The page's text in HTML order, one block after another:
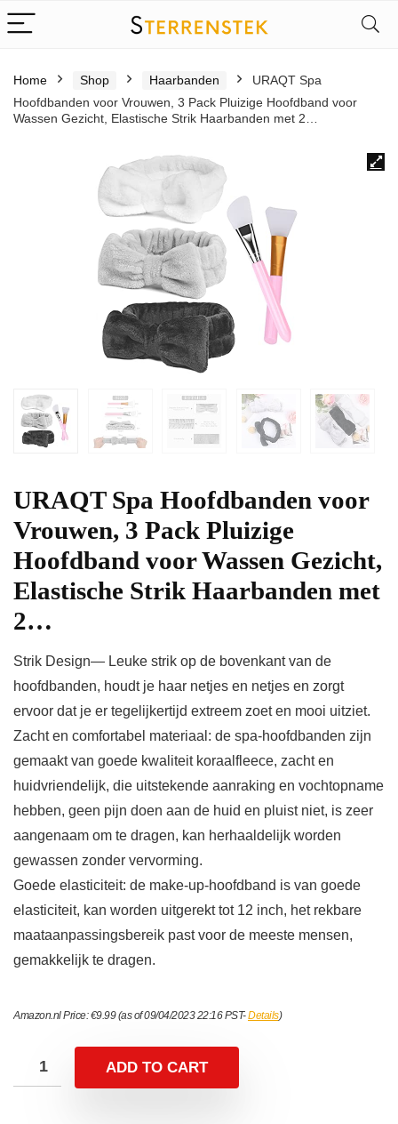
Home Shop Haarbanden
URAQT Spa
Hoofdbanden voor Vrouwen, 3 Pack Pluizige Hoofdband voor
Wassen Gezicht, Elastische Strik Haarbanden met 2…
URAQT Spa Hoofdbanden voor
Vrouwen, 3 Pack Pluizige
Hoofdband voor Wassen Gezicht,
Elastische Strik Haarbanden met
2…
Strik Design— Leuke strik op de bovenkant van de
hoofdbanden, houdt je haar netjes en netjes en zorgt
ervoor dat je er tegelijkertijd extreem zoet en mooi uitziet.
Zacht en comfortabel materiaal: de spa-hoofdbanden zijn
gemaakt van goede kwaliteit koraalfleece, zacht en
huidvriendelijk, die uitstekende aanraking en vochtopname
hebben, geen pijn doen aan de huid en pluist niet, is zeer
aangenaam om te dragen, kan herhaaldelijk worden
gewassen zonder vervorming.
Goede elasticiteit: de make-up-hoofdband is van goede
elasticiteit, kan worden uitgerekt tot 12 inch, het rekbare
maataanpassingsbereik past voor de meeste mensen,
gemakkelijk te dragen.
Amazon.nl Price:€9.99(as of 09/04/2023 22:16 PST-Details)
ADD TO CART